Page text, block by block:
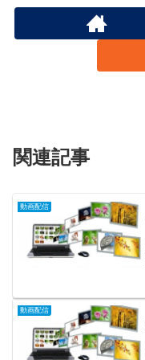
関連記事
動画配信
動画配信